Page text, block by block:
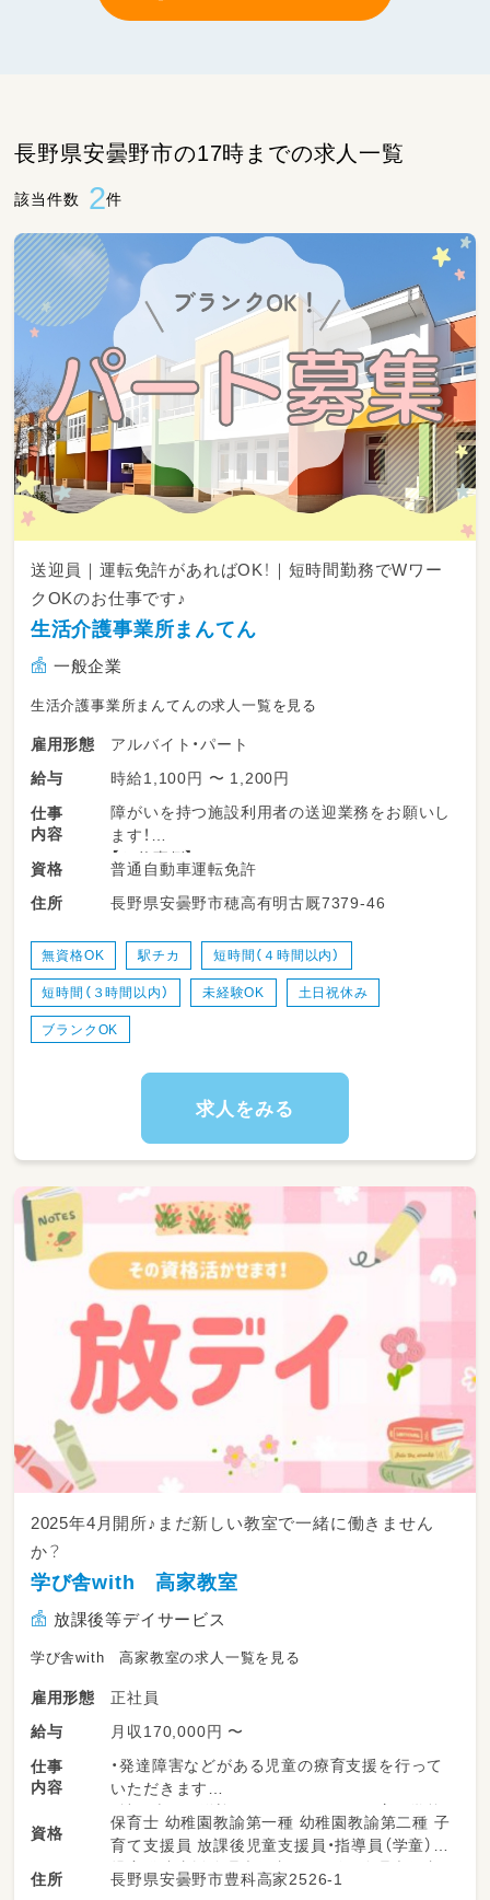
長野県安曇野市の17時までの求人一覧
該当件数 2件
送迎員｜運転免許があればOK！｜短時間勤務でWワー
クOKのお仕事です♪
生活介護事業所まんてん
一般企業
生活介護事業所まんてんの求人一覧を見る
雇用形態
アルバイト・パート
給与
時給1,100円 〜 1,200円
仕事
内容
障がいを持つ施設利用者の送迎業務をお願いし
ます！
【お仕事例】
・送迎車の点検、清掃
・乗降補助
※空いている時間は自由時間ですのでWワーク
等OKです！
送迎エリアは以下の通りです
送迎は社用車を使用します。
資格
普通自動車運転免許
住所
長野県安曇野市穂高有明古厩7379‐46
無資格OK 駅チカ 短時間（４時間以内）
短時間（３時間以内） 未経験OK 土日祝休み
ブランクOK
求人をみる
2025年4月開所♪まだ新しい教室で一緒に働きません
か？
学び舎with 高家教室
放課後等デイサービス
学び舎with 高家教室の求人一覧を見る
雇用形態
正社員
給与
月収170,000円 〜
仕事
内容
・発達障害などがある児童の療育支援を行って
いただきます
・社用車での送迎をしていただきます（例：学校‐
教室、教室‐児童の自宅など）
・療育支援では、調理実習・課外活動・工作などが
あり、仕事に慣れてきたら活動の内容も考えて
資格
保育士 幼稚園教諭第一種 幼稚園教諭第二種 子
育て支援員 放課後児童支援員・指導員（学童）
児童発達支援管理責任者 サービス管理責任者
養護教諭免許 高等学校教諭普通免許 中学校教
住所 長野県安曇野市豊科高家2526-1